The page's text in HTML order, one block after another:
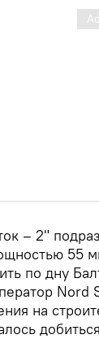
– 2"
55
по дну
Nord
на